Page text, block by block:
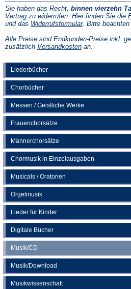
Liederbücher
Chorbücher
Messen / Geistliche Werke
Frauenchorsätze
Männerchorsätze
Chormusik in Einzelausgaben
Musicals / Oratorien
Orgelmusik
Lieder für Kinder
Digitale Bücher
Musik/CD
Musik/Download
Musikwissenschaft
Sie haben das Recht, binnen vierzehn
Vertrag zu widerrufen. Hier finden Sie die
und das Widerrufsformular(Öffnet
einem
neuen
. Bitte
Alle Preise sind Endkunden-Preise inkl.
zusätzlich Versandkosten(Öffnet
an.